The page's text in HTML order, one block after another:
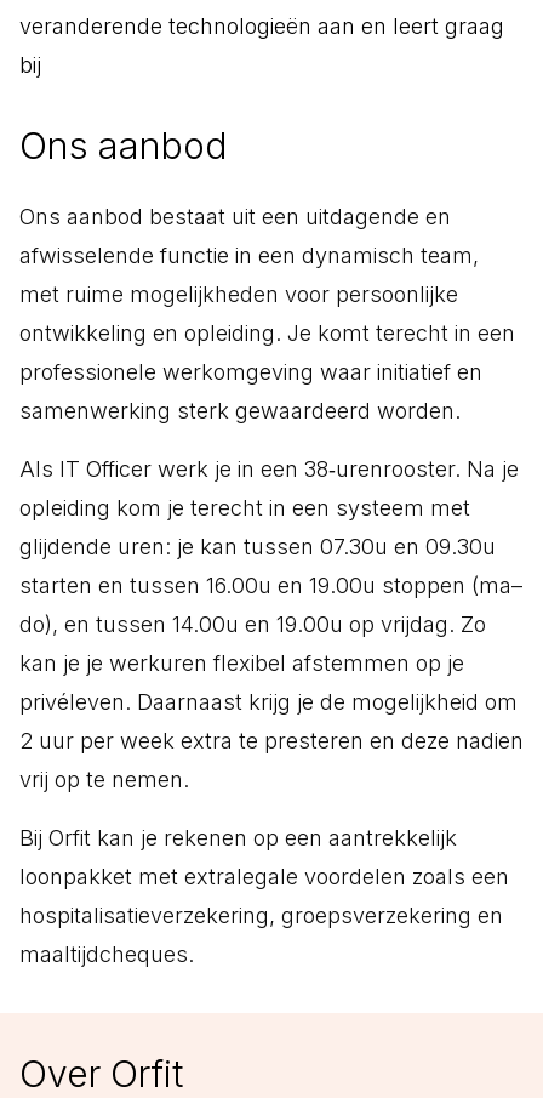
veranderende technologieën aan en leert graag
bij
Ons aanbod
Ons aanbod bestaat uit een uitdagende en
afwisselende functie in een dynamisch team,
met ruime mogelijkheden voor persoonlijke
ontwikkeling en opleiding. Je komt terecht in een
professionele werkomgeving waar initiatief en
samenwerking sterk gewaardeerd worden.
Als IT Officer werk je in een 38‑urenrooster. Na je
opleiding kom je terecht in een systeem met
glijdende uren: je kan tussen 07.30u en 09.30u
starten en tussen 16.00u en 19.00u stoppen (ma–
do), en tussen 14.00u en 19.00u op vrijdag. Zo
kan je je werkuren flexibel afstemmen op je
privéleven. Daarnaast krijg je de mogelijkheid om
2 uur per week extra te presteren en deze nadien
vrij op te nemen.
Bij Orfit kan je rekenen op een aantrekkelijk
loonpakket met extralegale voordelen zoals een
hospitalisatieverzekering, groepsverzekering en
maaltijdcheques.
Over Orfit